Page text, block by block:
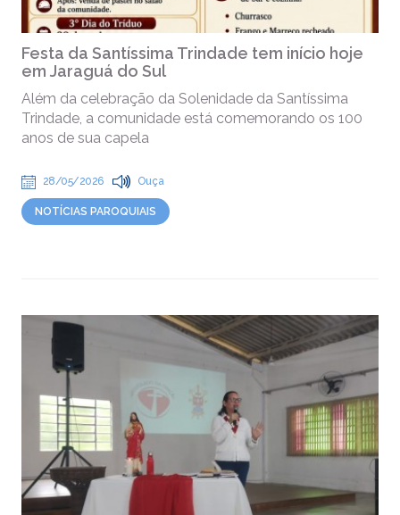
Festa da Santíssima Trindade tem início hoje
em Jaraguá do Sul
Além da celebração da Solenidade da Santíssima
Trindade, a comunidade está comemorando os 100
anos de sua capela
28/05/2026 Ouça
NOTÍCIAS PAROQUIAIS